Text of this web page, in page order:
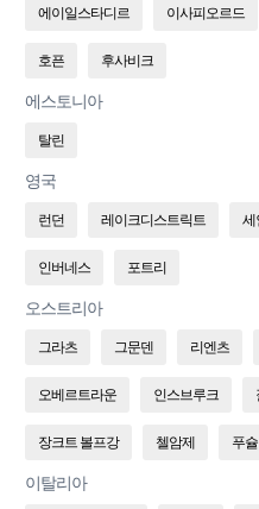
에이일스타디르 이사피오르드
호픈 후사비크
에스토니아
탈린
영국
런던 레이크디스트릭트 세
인버네스 포트리
오스트리아
그라츠 그문덴 리엔츠
오베르트라운 인스브루크
장크트 볼프강 첼암제 푸슐
이탈리아